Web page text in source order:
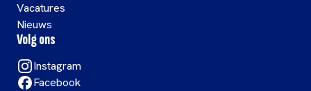
Vacatures
Nieuws
Volg ons
Instagram
Facebook